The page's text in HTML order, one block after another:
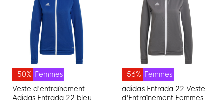
-50% Femmes
Veste d'entraînement
Adidas Entrada 22 bleue
-56% Femmes
adidas Entrada 22 Veste
d'Entraînement Femmes